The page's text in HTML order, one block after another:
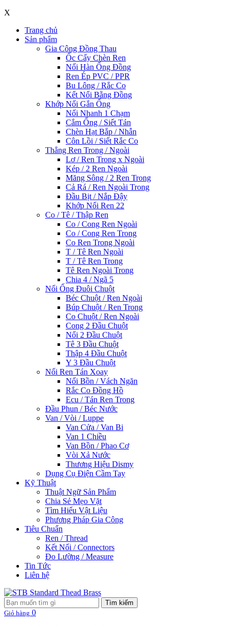
X
Trang chủ
Sản phẩm
Gia Công Đồng Thau
Ốc Cấy Chèn Ren
Nối Hàn Ống Đồng
Ren Ép PVC / PPR
Bu Lông / Rắc Co
Kết Nối Bằng Đồng
Khớp Nối Gắn Ống
Nối Nhanh 1 Chạm
Cắm Ống / Siết Tán
Chèn Hạt Bắp / Nhẫn
Côn Lồi / Siết Rắc Co
Thẳng Ren Trong / Ngoài
Lơ / Ren Trong x Ngoài
Kép / 2 Ren Ngoài
Măng Sông / 2 Ren Trong
Cả Rá / Ren Ngoài Trong
Đầu Bịt / Nắp Đậy
Khớp Nối Ren 22
Co / Tê / Thập Ren
Co / Cong Ren Ngoài
Co / Cong Ren Trong
Co Ren Trong Ngoài
T / Tê Ren Ngoài
T / Tê Ren Trong
Tê Ren Ngoài Trong
Chia 4 / Ngã 5
Nối Ống Đuôi Chuột
Béc Chuột / Ren Ngoài
Búp Chuột / Ren Trong
Co Chuột / Ren Ngoài
Cong 2 Đầu Chuột
Nối 2 Đầu Chuột
Tê 3 Đầu Chuột
Thập 4 Đầu Chuột
Y 3 Đầu Chuột
Nối Ren Tán Xoay
Nối Bồn / Vách Ngăn
Rắc Co Đồng Hồ
Ecu / Tán Ren Trong
Đầu Phun / Béc Nước
Van / Vòi / Luppe
Van Cửa / Van Bi
Van 1 Chiều
Van Bồn / Phao Cơ
Vòi Xả Nước
Thương Hiệu Dismy
Dụng Cụ Điện Cầm Tay
Kỹ Thuật
Thuật Ngữ Sản Phẩm
Chia Sẻ Mẹo Vặt
Tìm Hiểu Vật Liệu
Phương Pháp Gia Công
Tiêu Chuẩn
Ren / Thread
Kết Nối / Connectors
Đo Lường / Measure
Tin Tức
Liên hệ
Tìm kiếm
Giỏ hàng 0